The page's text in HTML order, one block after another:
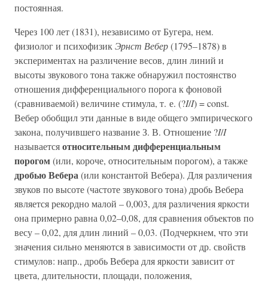
постоянная.
Через 100 лет (1831), независимо от Бугера, нем.
физиолог и психофизикЭрнст Вебер(1795–1878) в
экспериментах на различение весов, длин линий и
высоты звукового тона также обнаружил постоянство
отношения дифференциального порога к фоновой
(сравниваемой) величине стимула, т. е. (?I/I) = const.
Вебер обобщил эти данные в виде общего эмпирического
закона, получившего название З. В. Отношение ?I/I
называетсяотносительным дифференциальным
порогом(или, короче, относительным порогом), а также
дробью Вебера(или константой Вебера). Для различения
звуков по высоте (частоте звукового тона) дробь Вебера
является рекордно малой – 0,003, для различения яркости
она примерно равна 0,02–0,08, для сравнения объектов по
весу – 0,02, для длин линий – 0,03. (Подчеркнем, что эти
значения сильно меняются в зависимости от др. свойств
стимулов: напр., дробь Вебера для яркости зависит от
цвета, длительности, площади, положения,